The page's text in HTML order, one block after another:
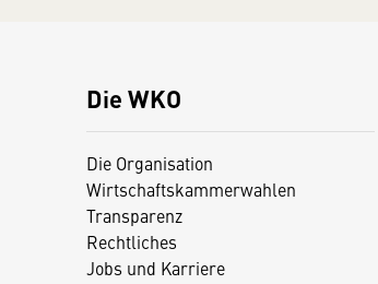
Die WKO
Die Organisation
Wirtschaftskammerwahlen
Transparenz
Rechtliches
Jobs und Karriere